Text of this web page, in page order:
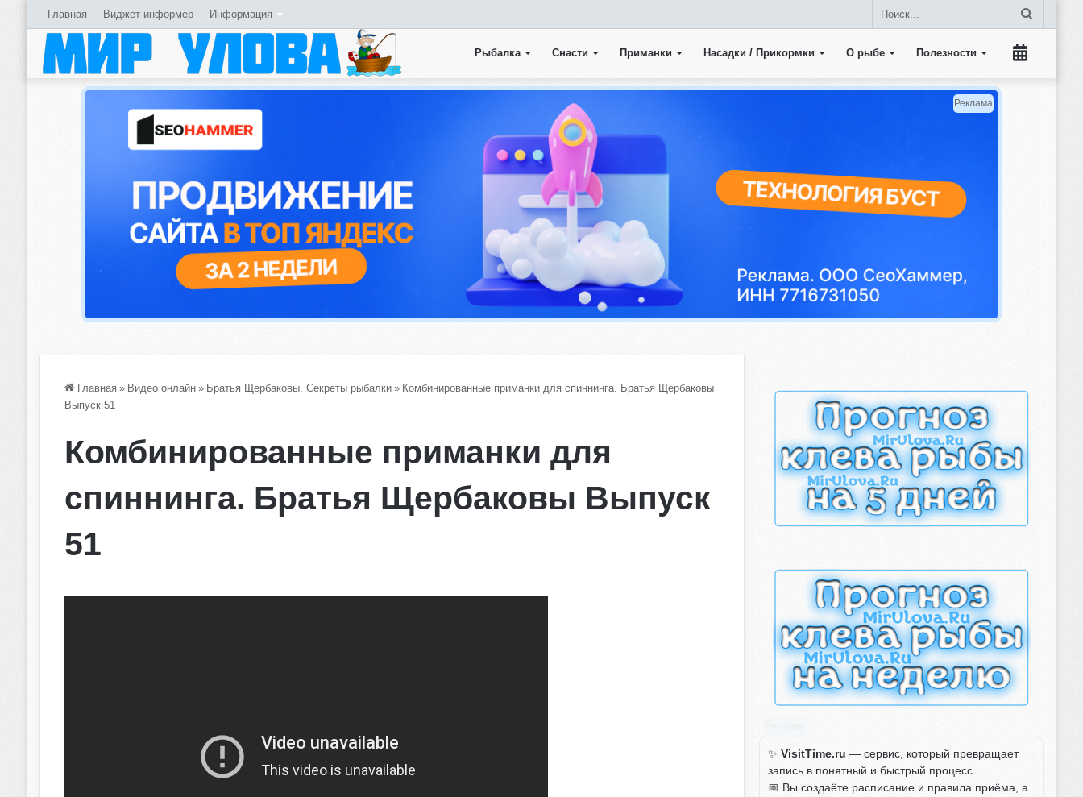
Главная Виджет-информер Информация
Рыбалка Снасти Приманки Насадки / Прикормки О рыбе Полезности Прогноз
Реклама
Главная » Видео онлайн » Братья Щербаковы. Секреты рыбалки » Комбинированные приманки для спиннинга. Братья Щербаковы
Выпуск 51
Комбинированные приманки для
спиннинга. Братья Щербаковы Выпуск
51
✨VisitTime.ru — сервис, который превращает
запись в понятный и быстрый процесс.
📅 Вы создаёте расписание и правила приёма, а